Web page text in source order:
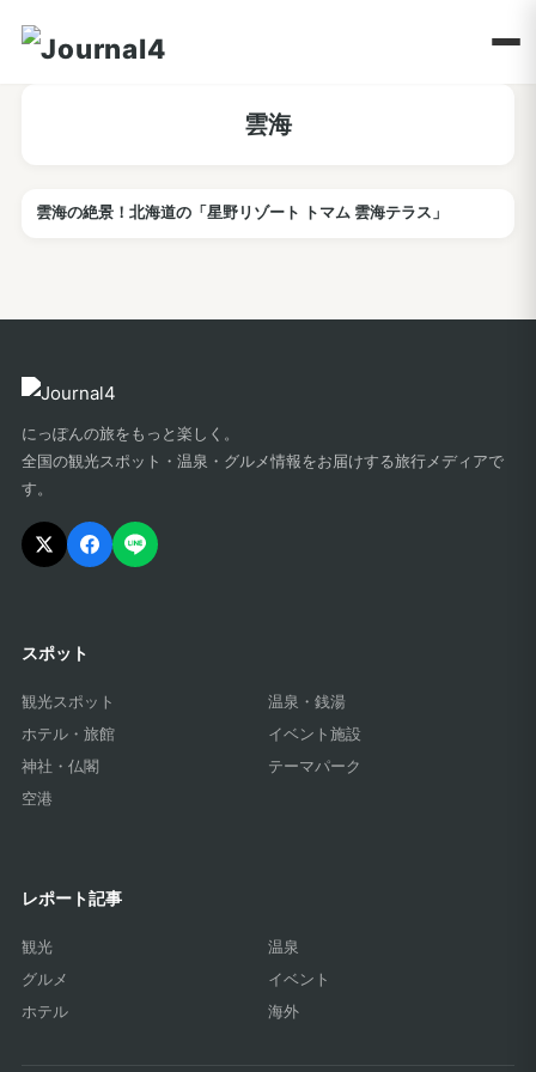
雲海
観光
雲海の絶景！北海道の「星野リゾート トマム 雲海テラス」
にっぽんの旅をもっと楽しく。
全国の観光スポット・温泉・グルメ情報をお届けする旅行メディアで
す。
スポット
観光スポット
温泉・銭湯
ホテル・旅館
イベント施設
神社・仏閣
テーマパーク
空港
レポート記事
観光
温泉
グルメ
イベント
ホテル
海外